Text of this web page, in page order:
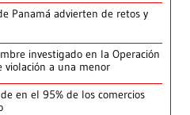
Panamá advierten de retos y
investigado en la Operación
violación a una menor
en el 95% de los comercios